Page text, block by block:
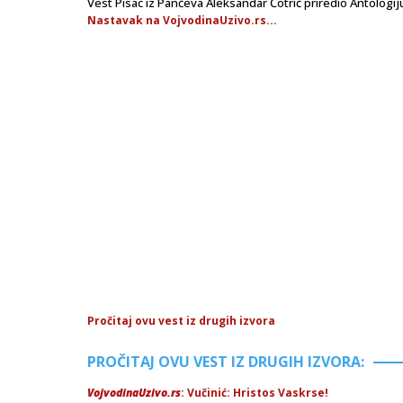
Nastavak na VojvodinaUzivo.rs...
Pročitaj ovu vest iz drugih izvora
PROČITAJ OVU VEST IZ DRUGIH IZVORA:
VojvodinaUzivo.rs: Vučinić: Hristos Vaskrse!